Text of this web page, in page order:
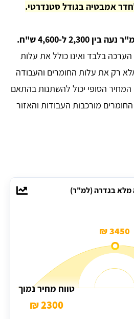
ל-4,600 ש"ח.
בלבד ואינו כולל את עלות
רק את עלות החומרים והעבודה
הסופי יכול להשתנות בהתאם
מורכבות העבודות והאזור
מלא בגדרה (למ"ר)
3450 ₪
טווח מחיר נמוך
2300 ₪